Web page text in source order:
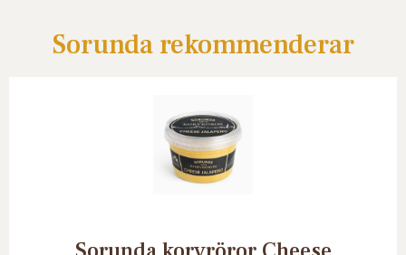
Sorunda rekommenderar